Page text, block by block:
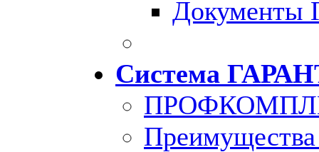
Документы
Система